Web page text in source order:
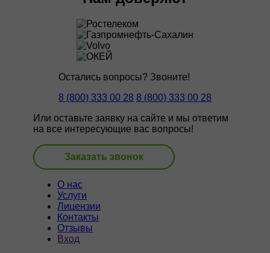
Остались вопросы? Звоните!
8 (800) 333 00 28 8 (800) 333 00 28
Или оставьте заявку на сайте и мы ответим
на все интересующие вас вопросы!
Заказать звонок
О нас
Услуги
Лицензии
Контакты
Отзывы
Вход